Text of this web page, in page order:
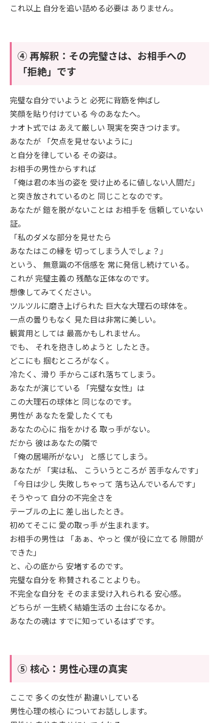
これ以上 自分を追い詰める必要は ありません。
④ 再解釈：その完璧さは、お相手への
「拒絶」です
完璧な自分でいようと 必死に背筋を伸ばし
笑顔を貼り付けている 今のあなたへ。
ナオト式では あえて厳しい 現実を突きつけます。
あなたが 「欠点を見せないように」
と自分を律している その姿は。
お相手の男性からすれば
「俺は君の本当の姿を 受け止めるに値しない人間だ」
と突き放されているのと 同じことなのです。
あなたが 鎧を脱がないことは お相手を 信頼していない
証。
「私のダメな部分を見せたら
あなたはこの縁を 切ってしまう人でしょ？」
という、 無意識の不信感を 常に発信し続けている。
これが 完璧主義の 残酷な正体なのです。
想像してみてください。
ツルツルに磨き上げられた 巨大な大理石の球体を。
一点の曇りもなく 見た目は非常に美しい。
観賞用としては 最高かもしれません。
でも、 それを抱きしめようと したとき。
どこにも 掴むところがなく。
冷たく、滑り 手からこぼれ落ちてしまう。
あなたが演じている 「完璧な女性」は
この大理石の球体と 同じなのです。
男性が あなたを愛したくても
あなたの心に 指をかける 取っ手がない。
だから 彼はあなたの隣で
「俺の居場所がない」 と感じてしまう。
あなたが 「実は私、 こういうところが 苦手なんです」
「今日は少し 失敗しちゃって 落ち込んでいるんです」
そうやって 自分の不完全さを
テーブルの上に 差し出したとき。
初めてそこに 愛の取っ手 が生まれます。
お相手の男性は 「あぁ、やっと 僕が役に立てる 隙間が
できた」
と、心の底から 安堵するのです。
完璧な自分を 称賛されることよりも。
不完全な自分を そのまま受け入れられる 安心感。
どちらが 一生続く結婚生活の 土台になるか。
あなたの魂は すでに知っているはずです。
⑤ 核心：男性心理の真実
ここで 多くの女性が 勘違いしている
男性心理の核心 についてお話しします。